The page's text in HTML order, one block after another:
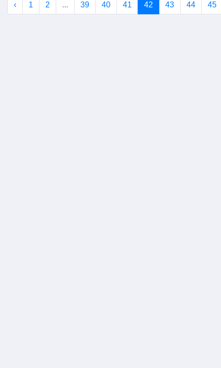
‹ 1 2 ... 39 40 41 42 43 44 45